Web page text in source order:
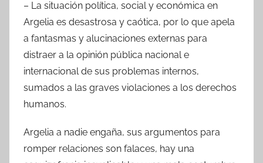
– La situación política, social y económica en
Argelia es desastrosa y caótica, por lo que apela
a fantasmas y alucinaciones externas para
distraer a la opinión pública nacional e
internacional de sus problemas internos,
sumados a las graves violaciones a los derechos
humanos.
Argelia a nadie engaña, sus argumentos para
romper relaciones son falaces, hay una